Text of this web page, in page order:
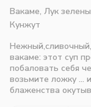
Вакаме, Лук
Кунжут
вакаме: этот суп
побаловать себя
возьмите ложку ...
блаженства